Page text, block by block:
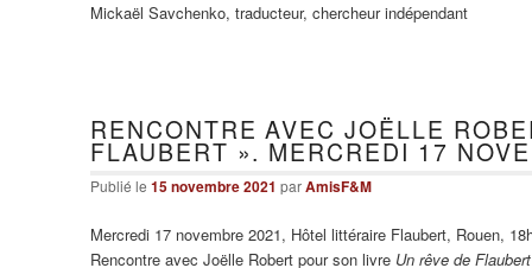
Mickaël Savchenko, traducteur, chercheur indépendant
RENCONTRE AVEC JOËLLE
FLAUBERT ». MERCREDI 17
Publié le 15 novembre 2021 parAmisF&M
Mercredi 17 novembre 2021, Hôtel littéraire Flaubert, Rouen,
Rencontre avec Joëlle Robert pour son livre Un rêve de Flaubert